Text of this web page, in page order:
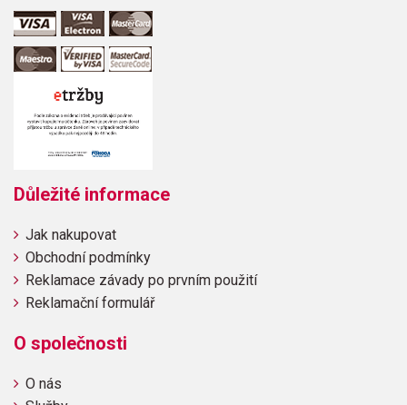
Důležité informace
Jak nakupovat
Obchodní podmínky
Reklamace závady po prvním použití
Reklamační formulář
O společnosti
O nás